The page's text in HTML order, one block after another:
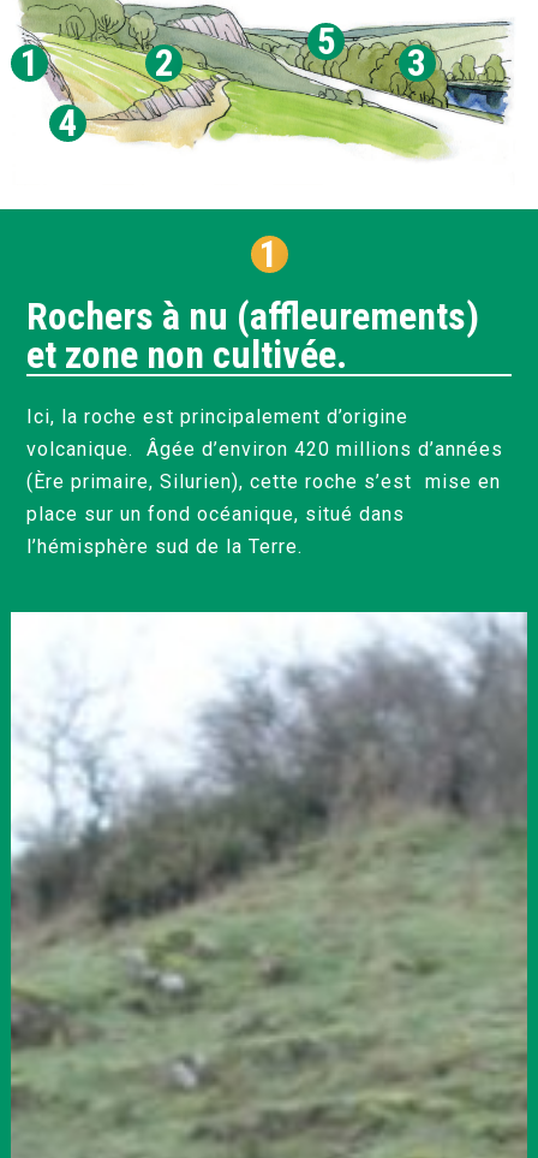
1 2
5
3
4
1
Rochers à nu (affleurements)
et zone non cultivée.
Ici, la roche est principalement d’origine
volcanique. Âgée d’environ 420 millions d’années
(Ère primaire, Silurien), cette roche s’est mise en
place sur un fond océanique, situé dans
l’hémisphère sud de la Terre.